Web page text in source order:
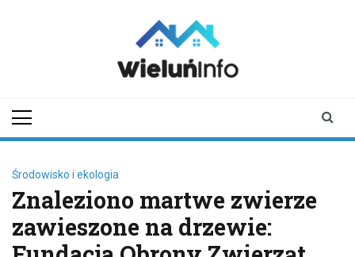
Środowisko i ekologia
Znaleziono martwe zwierze
zawieszone na drzewie: